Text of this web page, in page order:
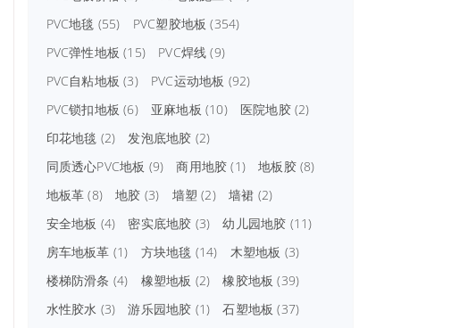
PVC地毯 (55) PVC塑胶地板 (354)
PVC弹性地板 (15) PVC焊线 (9)
PVC自粘地板 (3) PVC运动地板 (92)
PVC锁扣地板 (6) 亚麻地板 (10) 医院地胶(2)
印花地毯 (2) 发泡底地胶 (2)
同质透心PVC地板 (9) 商用地胶 (1) 地板胶(8)
地板革 (8) 地胶 (3) 墙塑 (2) 墙裙 (2)
安全地板 (4) 密实底地胶 (3) 幼儿园地胶 (11)
房车地板革 (1) 方块地毯 (14) 木塑地板 (3)
楼梯防滑条 (4) 橡塑地板 (2) 橡胶地板 (39)
水性胶水 (3) 游乐园地胶 (1) 石塑地板 (37)